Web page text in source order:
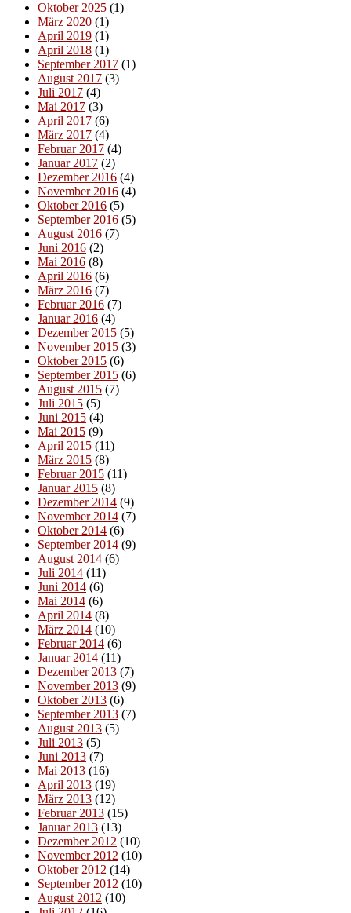
Oktober 2025 (1)
März 2020 (1)
April 2019 (1)
April 2018 (1)
September 2017 (1)
August 2017 (3)
Juli 2017 (4)
Mai 2017 (3)
April 2017 (6)
März 2017 (4)
Februar 2017 (4)
Januar 2017 (2)
Dezember 2016 (4)
November 2016 (4)
Oktober 2016 (5)
September 2016 (5)
August 2016 (7)
Juni 2016 (2)
Mai 2016 (8)
April 2016 (6)
März 2016 (7)
Februar 2016 (7)
Januar 2016 (4)
Dezember 2015 (5)
November 2015 (3)
Oktober 2015 (6)
September 2015 (6)
August 2015 (7)
Juli 2015 (5)
Juni 2015 (4)
Mai 2015 (9)
April 2015 (11)
März 2015 (8)
Februar 2015 (11)
Januar 2015 (8)
Dezember 2014 (9)
November 2014 (7)
Oktober 2014 (6)
September 2014 (9)
August 2014 (6)
Juli 2014 (11)
Juni 2014 (6)
Mai 2014 (6)
April 2014 (8)
März 2014 (10)
Februar 2014 (6)
Januar 2014 (11)
Dezember 2013 (7)
November 2013 (9)
Oktober 2013 (6)
September 2013 (7)
August 2013 (5)
Juli 2013 (5)
Juni 2013 (7)
Mai 2013 (16)
April 2013 (19)
März 2013 (12)
Februar 2013 (15)
Januar 2013 (13)
Dezember 2012 (10)
November 2012 (10)
Oktober 2012 (14)
September 2012 (10)
August 2012 (10)